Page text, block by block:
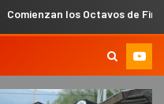
de Final del Anual de